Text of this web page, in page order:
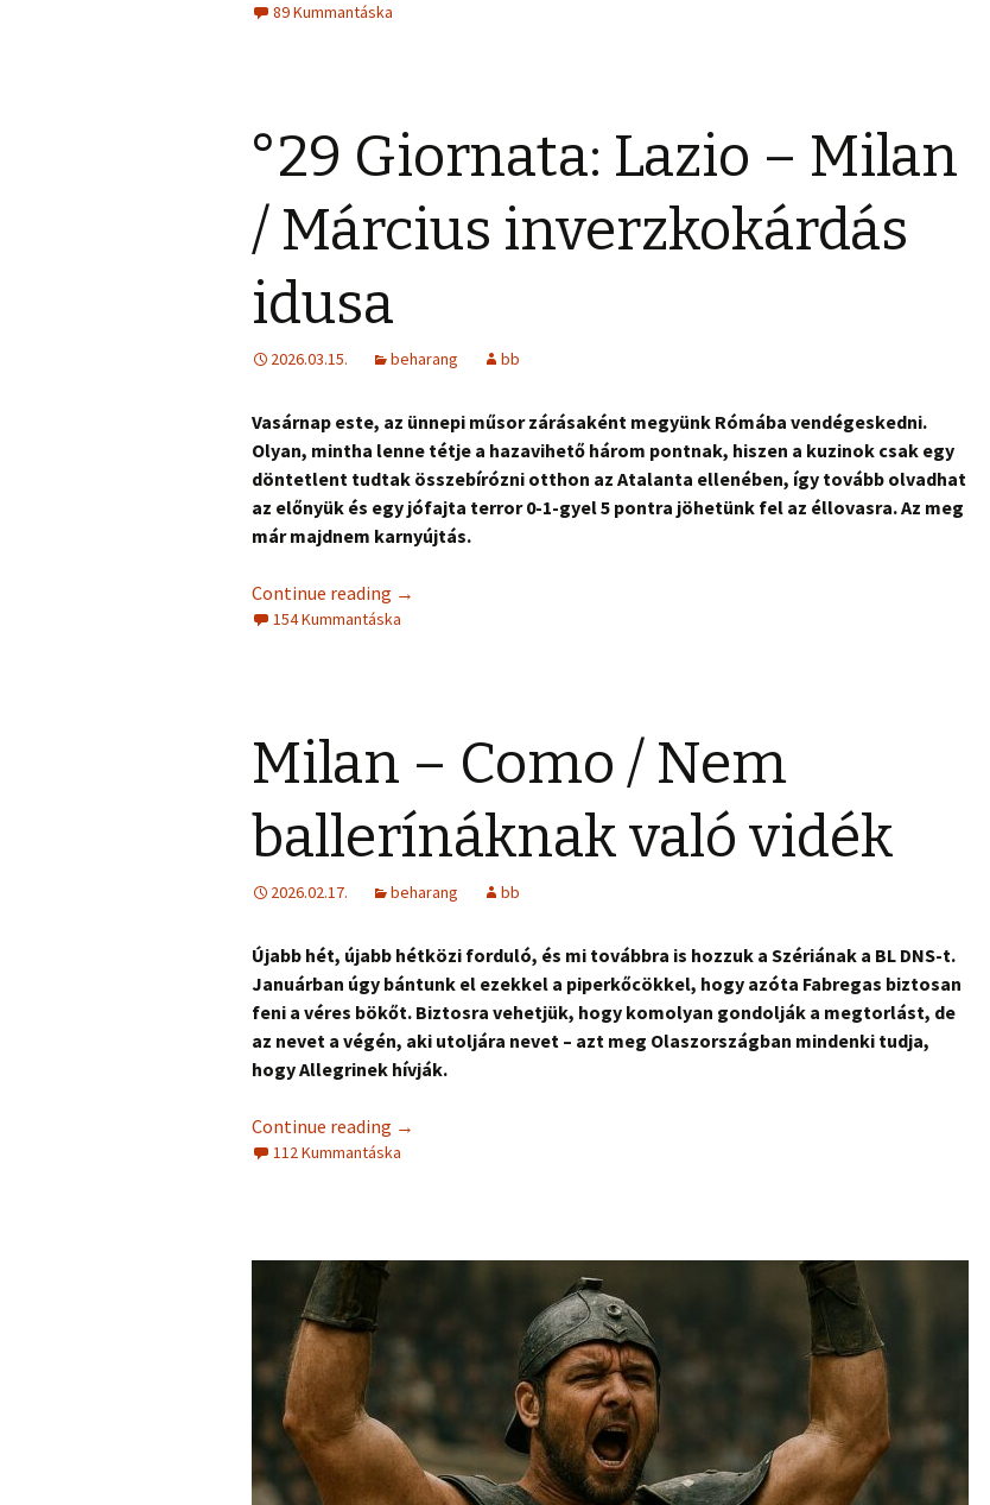
89 Kummantáska
°29 Giornata: Lazio – Milan
/ Március inverzkokárdás
idusa
2026.03.15. beharang bb
Vasárnap este, az ünnepi műsor zárásaként megyünk Rómába vendégeskedni.
Olyan, mintha lenne tétje a hazavihető három pontnak, hiszen a kuzinok csak egy
döntetlent tudtak összebírózni otthon az Atalanta ellenében, így tovább olvadhat
az előnyük és egy jófajta terror 0-1-gyel 5 pontra jöhetünk fel az éllovasra. Az meg
már majdnem karnyújtás.
Continue reading →
154 Kummantáska
Milan – Como / Nem
ballerínáknak való vidék
2026.02.17. beharang bb
Újabb hét, újabb hétközi forduló, és mi továbbra is hozzuk a Szériának a BL DNS-t.
Januárban úgy bántunk el ezekkel a piperkőcökkel, hogy azóta Fabregas biztosan
feni a véres bökőt. Biztosra vehetjük, hogy komolyan gondolják a megtorlást, de
az nevet a végén, aki utoljára nevet – azt meg Olaszországban mindenki tudja,
hogy Allegrinek hívják.
Continue reading →
112 Kummantáska